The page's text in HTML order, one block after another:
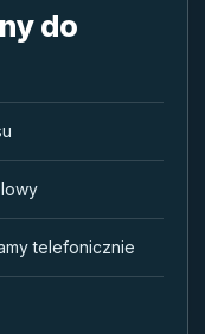
do
telefonicznie